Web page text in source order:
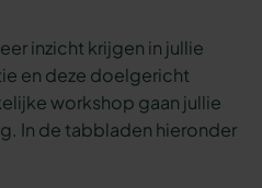
inzicht krijgen in jullie
en deze doelgericht
workshop gaan jullie
In de tabbladen hieronder